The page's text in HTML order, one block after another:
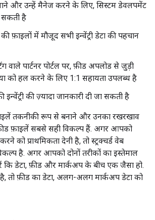
और उन्हें मैनेज करने के लिए, सिस्टम डेवलपमेंट
है
फ़ाइलों में मौजूद सभी इन्वेंट्री डेटा की पहचान
वाले पार्टनर पोर्टल पर, फ़ीड अपलोड से जुड़ी
को हल करने के लिए 1:1 सहायता उपलब्ध है
इन्वेंट्री की ज़्यादा जानकारी दी जा सकती है
तकनीकी रूप से बनाने और उनका रखरखाव
फ़ाइलें सबसे सही विकल्प हैं. अगर आपको
को प्राथमिकता देनी है, तो स्ट्रक्चर्ड वेब
है. अगर आपको दोनों तरीकों का इस्तेमाल
कि डेटा, फ़ीड और मार्कअप के बीच एक जैसा हो.
तो फ़ीड का डेटा, अलग-अलग मार्कअप डेटा को